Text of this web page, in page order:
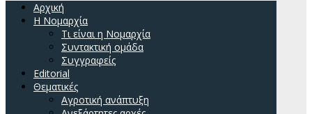
Αρχική
H Νομαρχία
Τι είναι η Νομαρχία
Συντακτική ομάδα
Συγγραφείς
Editorial
Θεματικές
Αγροτική ανάπτυξη